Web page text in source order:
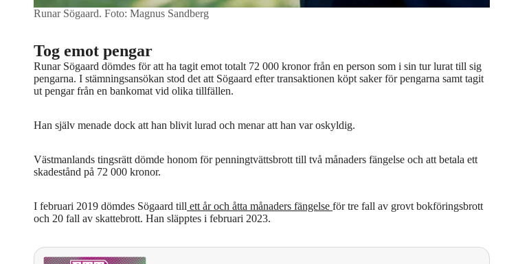
Runar Sögaard. Foto: Magnus Sandberg
Tog emot pengar
Runar Sögaard dömdes för att ha tagit emot totalt 72 000 kronor från en person som i sin tur lurat till sig
pengarna. I stämningsansökan stod det att Sögaard efter transaktionen köpt saker för pengarna samt tagit
ut pengar från en bankomat vid olika tillfällen.
Han själv menade dock att han blivit lurad och menar att han var oskyldig.
Västmanlands tingsrätt dömde honom för penningtvättsbrott till två månaders fängelse och att betala ett
skadestånd på 72 000 kronor.
I februari 2019 dömdes Sögaard till ett år och åtta månaders fängelse för tre fall av grovt bokföringsbrott
och 20 fall av skattebrott. Han släpptes i februari 2023.